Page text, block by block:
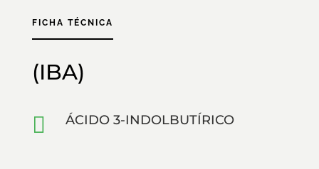
FICHA TÉCNICA
(IBA)
 ÁCIDO 3-INDOLBUTÍRICO